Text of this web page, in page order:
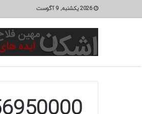
2026 یکشنبه, 9 آگوست